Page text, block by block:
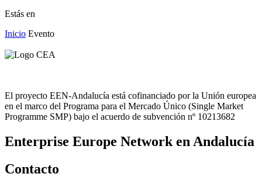
Estás en
Inicio Evento
El proyecto EEN-Andalucía está cofinanciado por la Unión europea
en el marco del Programa para el Mercado Único (Single Market
Programme SMP) bajo el acuerdo de subvención nº 10213682
Enterprise Europe Network en Andalucía
Contacto